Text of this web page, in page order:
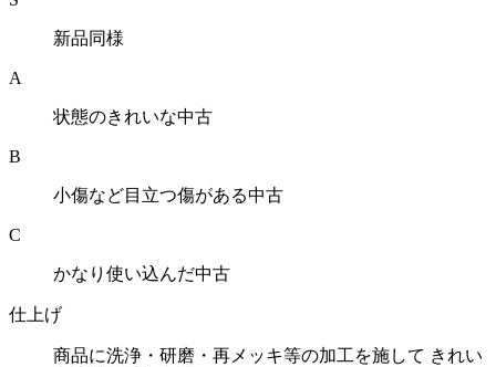
新品同様
A
状態のきれいな中古
B
小傷など目立つ傷がある中古
C
かなり使い込んだ中古
仕上げ
商品に洗浄・研磨・再メッキ等の加工を施して きれい